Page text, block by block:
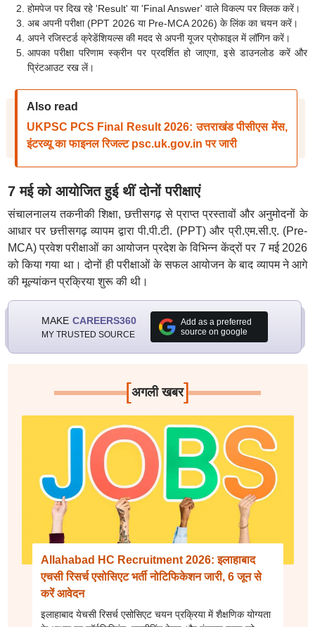
होमपेज पर दिख रहे 'Result' या 'Final Answer' वाले विकल्प पर क्लिक करें।
अब अपनी परीक्षा (PPT 2026 या Pre-MCA 2026) के लिंक का चयन करें।
अपने रजिस्टर्ड क्रेडेंशियल्स की मदद से अपनी यूजर प्रोफाइल में लॉगिन करें।
आपका परीक्षा परिणाम स्क्रीन पर प्रदर्शित हो जाएगा, इसे डाउनलोड करें और
प्रिंटआउट रख लें।
Also read
UKPSC PCS Final Result 2026: उत्तराखंड पीसीएस मेंस,
इंटरव्यू का फाइनल रिजल्ट psc.uk.gov.in पर जारी
7 मई को आयोजित हुई थीं दोनों परीक्षाएं
संचालनालय तकनीकी शिक्षा, छत्तीसगढ़ से प्राप्त प्रस्तावों और अनुमोदनों के
आधार पर छत्तीसगढ़ व्यापम द्वारा पी.पी.टी. (PPT) और प्री.एम.सी.ए. (Pre-
MCA) प्रवेश परीक्षाओं का आयोजन प्रदेश के विभिन्न केंद्रों पर 7 मई 2026
को किया गया था। दोनों ही परीक्षाओं के सफल आयोजन के बाद व्यापम ने आगे
की मूल्यांकन प्रक्रिया शुरू की थी।
MAKE CAREERS360
MY TRUSTED SOURCE
Add as a preferred
source on google
[अगली खबर]
Allahabad HC Recruitment 2026: इलाहाबाद
एचसी रिसर्च एसोसिएट भर्ती नोटिफिकेशन जारी, 6 जून से
करें आवेदन
इलाहाबाद येचसी रिसर्च एसोसिएट चयन प्रक्रिया में शैक्षणिक योग्यता